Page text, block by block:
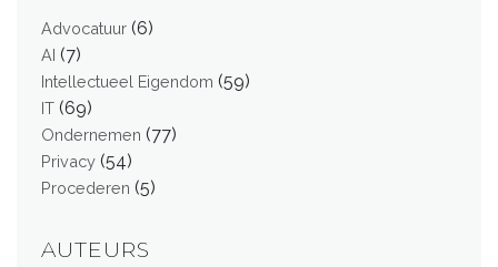
Advocatuur (6)
AI (7)
Intellectueel Eigendom (59)
IT (69)
Ondernemen (77)
Privacy (54)
Procederen (5)
AUTEURS